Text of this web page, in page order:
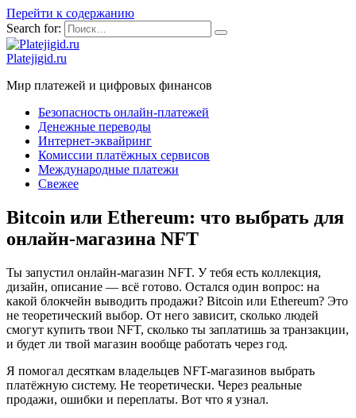
Перейти к содержанию
Search for:
Platejigid.ru
Мир платежей и цифровых финансов
Безопасность онлайн-платежей
Денежные переводы
Интернет-эквайринг
Комиссии платёжных сервисов
Международные платежи
Свежее
Bitcoin или Ethereum: что выбрать для
онлайн-магазина NFT
Ты запустил онлайн-магазин NFT. У тебя есть коллекция,
дизайн, описание — всё готово. Остался один вопрос: на
какой блокчейн выводить продажи? Bitcoin или Ethereum? Это
не теоретический выбор. От него зависит, сколько людей
смогут купить твои NFT, сколько ты заплатишь за транзакции,
и будет ли твой магазин вообще работать через год.
Я помогал десяткам владельцев NFT-магазинов выбрать
платёжную систему. Не теоретически. Через реальные
продажи, ошибки и переплаты. Вот что я узнал.